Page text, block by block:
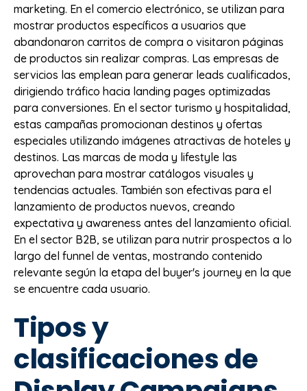
marketing. En el comercio electrónico, se utilizan para
mostrar productos específicos a usuarios que
abandonaron carritos de compra o visitaron páginas
de productos sin realizar compras. Las empresas de
servicios las emplean para generar leads cualificados,
dirigiendo tráfico hacia landing pages optimizadas
para conversiones. En el sector turismo y hospitalidad,
estas campañas promocionan destinos y ofertas
especiales utilizando imágenes atractivas de hoteles y
destinos. Las marcas de moda y lifestyle las
aprovechan para mostrar catálogos visuales y
tendencias actuales. También son efectivas para el
lanzamiento de productos nuevos, creando
expectativa y awareness antes del lanzamiento oficial.
En el sector B2B, se utilizan para nutrir prospectos a lo
largo del funnel de ventas, mostrando contenido
relevante según la etapa del buyer's journey en la que
se encuentre cada usuario.
Tipos y
clasificaciones de